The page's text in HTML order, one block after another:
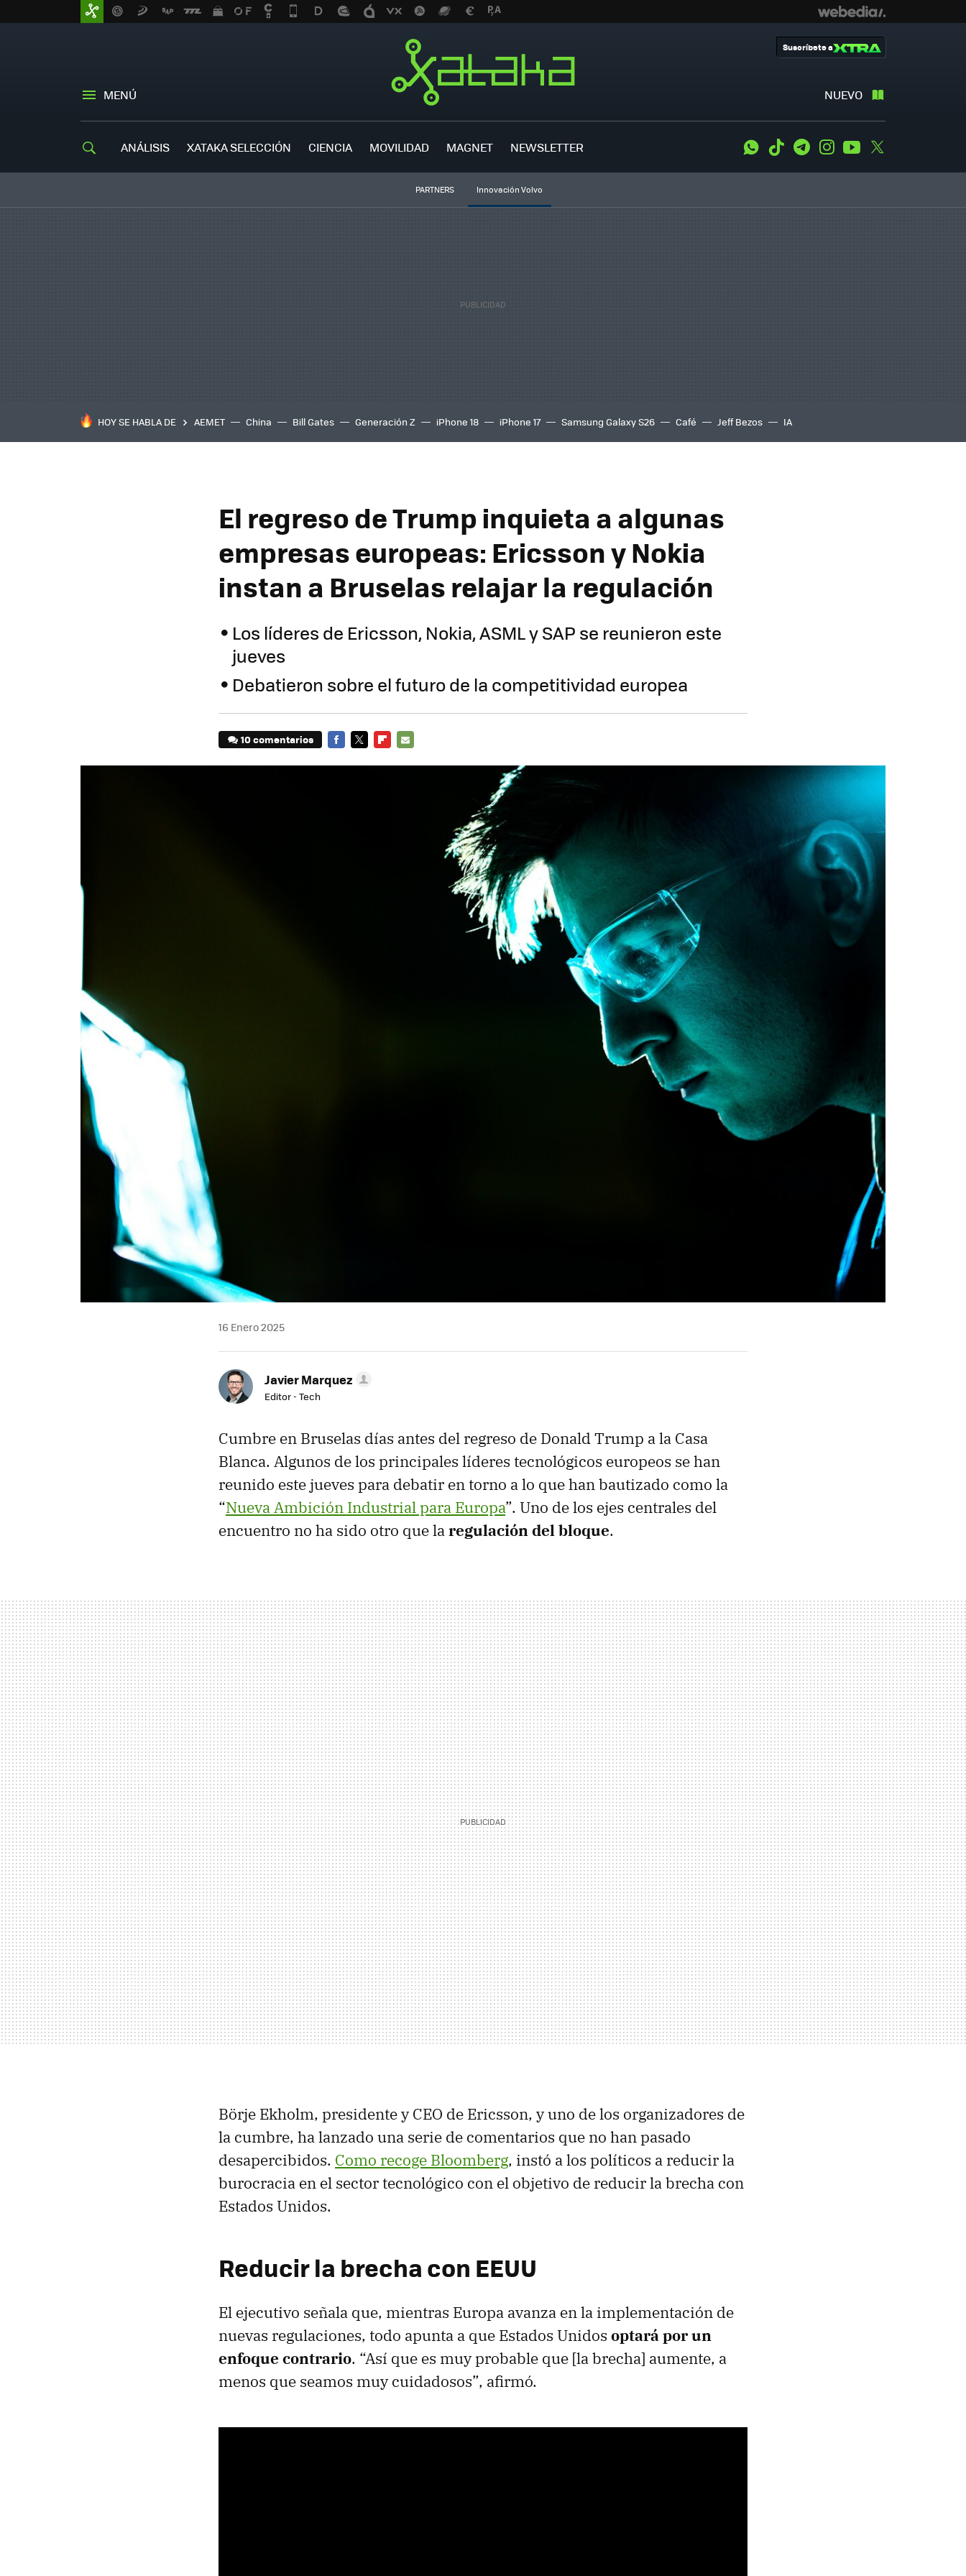
MENÚ NUEVO
Suscríbete a
ANÁLISIS XATAKA SELECCIÓN CIENCIA MOVILIDAD MAGNET NEWSLETTER WhatsApp
Tiktok TelegramInstagramYoutube
PARTNERS Innovación Volvo
HOY SE HABLA DE AEMET China Bill Gates Generación Z iPhone 18 iPhone 17 Samsung Galaxy S26 Café Jeff Bezos IA
El regreso de Trump inquieta a algunas
empresas europeas: Ericsson y Nokia
instan a Bruselas relajar la regulación
Los líderes de Ericsson, Nokia, ASML y SAP se reunieron este
jueves
Debatieron sobre el futuro de la competitividad europea
10 comentarios
16 Enero 2025
Javier Marquez
Editor - Tech
Cumbre en Bruselas días antes del regreso de Donald Trump a la Casa
Blanca. Algunos de los principales líderes tecnológicos europeos se han
reunido este jueves para debatir en torno a lo que han bautizado como la
“Nueva Ambición Industrial para Europa”. Uno de los ejes centrales del
encuentro no ha sido otro que laregulación del bloque.
Börje Ekholm, presidente y CEO de Ericsson, y uno de los organizadores de
la cumbre, ha lanzado una serie de comentarios que no han pasado
desapercibidos. Como recoge Bloomberg, instó a los políticos a reducir la
burocracia en el sector tecnológico con el objetivo de reducir la brecha con
Estados Unidos.
Reducir la brecha con EEUU
El ejecutivo señala que, mientras Europa avanza en la implementación de
nuevas regulaciones, todo apunta a que Estados Unidos optará por un
enfoque contrario. “Así que es muy probable que [la brecha] aumente, a
menos que seamos muy cuidadosos”, afirmó.